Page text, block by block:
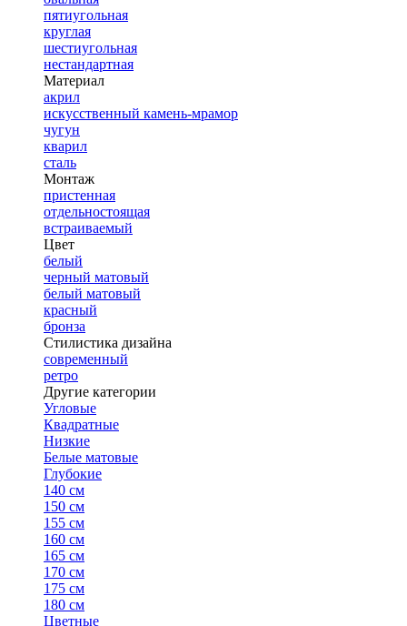
пятиугольная
круглая
шестиугольная
нестандартная
Материал
акрил
искусственный камень-мрамор
чугун
кварил
сталь
Монтаж
пристенная
отдельностоящая
встраиваемый
Цвет
белый
черный матовый
белый матовый
красный
бронза
Стилистика дизайна
современный
ретро
Другие категории
Угловые
Квадратные
Низкие
Белые матовые
Глубокие
140 см
150 см
155 см
160 см
165 см
170 см
175 см
180 см
Цветные